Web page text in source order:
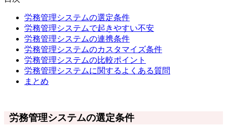
労務管理システムの選定条件
労務管理システムで起きやすい不安
労務管理システムの連携条件
労務管理システムのカスタマイズ条件
労務管理システムの比較ポイント
労務管理システムに関するよくある質問
まとめ
労務管理システムの選定条件